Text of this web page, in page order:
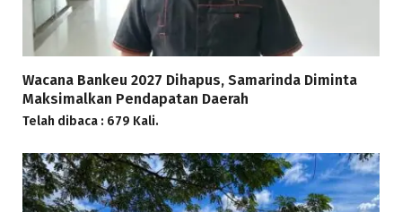
Wacana Bankeu 2027 Dihapus, Samarinda Diminta
Maksimalkan Pendapatan Daerah
Telah dibaca : 679 Kali.